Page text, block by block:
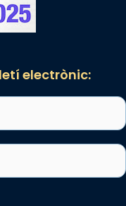
electrònic: